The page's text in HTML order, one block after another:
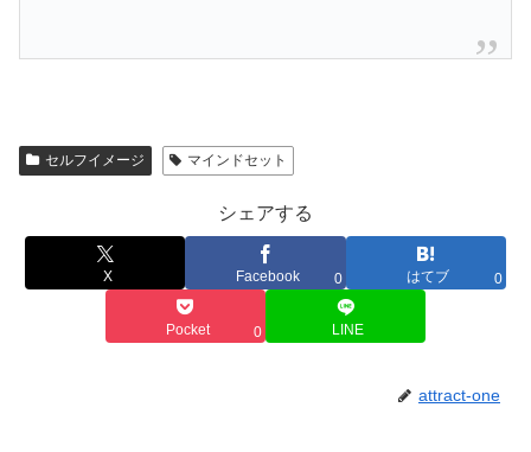
セルフイメージ マインドセット
シェアする
X Facebook 0 はてブ 0
Pocket 0 LINE
attract-one